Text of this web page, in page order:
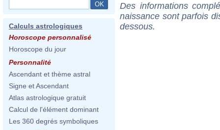
Calculs astrologiques
Horoscope personnalisé
Horoscope du jour
Personnalité
Ascendant et thème astral
Signe et Ascendant
Atlas astrologique gratuit
Calcul de l'élément dominant
Les 360 degrés symboliques
Des informations
naissance sont parfois
dessous.